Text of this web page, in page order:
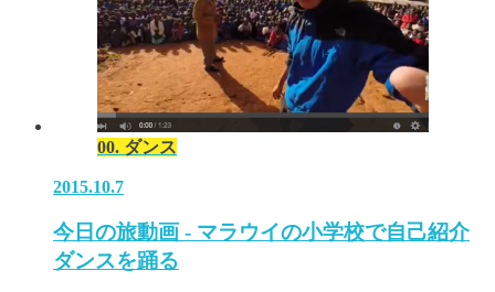
00. ダンス
2015.10.7
今日の旅動画 - マラウイの小学校で自己紹介
ダンスを踊る